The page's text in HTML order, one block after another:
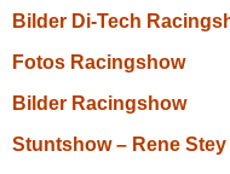
Bilder Di-Tech
Fotos Racingshow
Bilder Racingshow
Stuntshow – Rene